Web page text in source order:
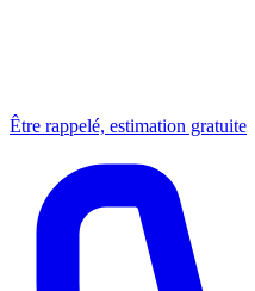
Être rappelé, estimation gratuite